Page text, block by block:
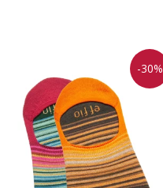
-30%